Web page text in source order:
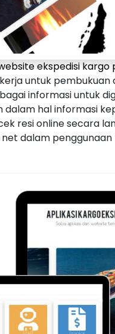
ekspedisi kargo
untuk
informasi untuk
hal informasi
resi online secara
dalam